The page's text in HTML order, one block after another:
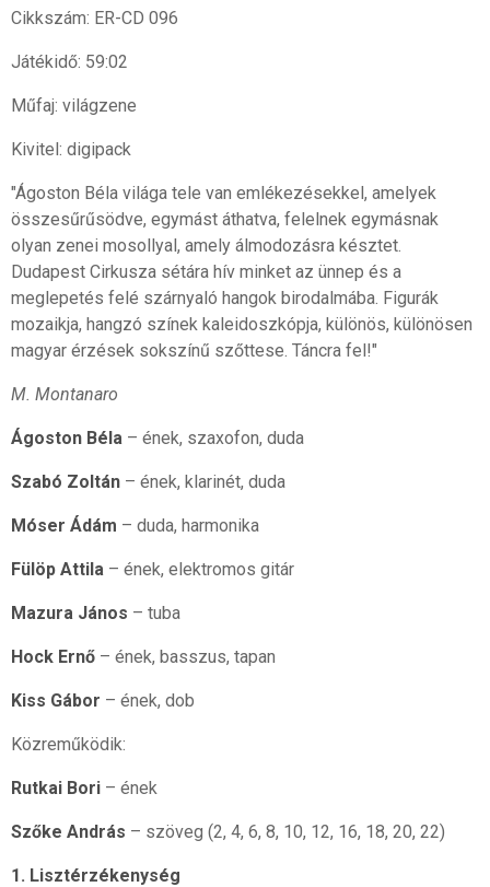
Cikkszám: ER-CD 096
Játékidő: 59:02
Műfaj: világzene
Kivitel: digipack
"Ágoston Béla világa tele van emlékezésekkel, amelyek
összesűrűsödve, egymást áthatva, felelnek egymásnak
olyan zenei mosollyal, amely álmodozásra késztet.
Dudapest Cirkusza sétára hív minket az ünnep és a
meglepetés felé szárnyaló hangok birodalmába. Figurák
mozaikja, hangzó színek kaleidoszkópja, különös, különösen
magyar érzések sokszínű szőttese. Táncra fel!"
M. Montanaro
Ágoston Béla – ének, szaxofon, duda
Szabó Zoltán– ének, klarinét, duda
Móser Ádám – duda, harmonika
Fülöp Attila – ének, elektromos gitár
Mazura János – tuba
Hock Ernő– ének, basszus, tapan
Kiss Gábor – ének, dob
Közreműködik:
Rutkai Bori– ének
Szőke András – szöveg (2, 4, 6, 8, 10, 12, 16, 18, 20, 22)
1. Lisztérzékenység